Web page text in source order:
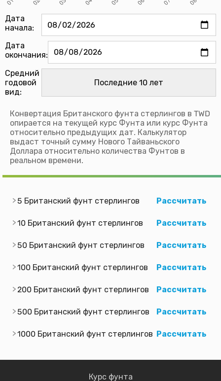
Дата
начала:
Дата
окончания:
Средний
годовой
вид:
Конвертация Британского фунта стерлингов в TWD
опирается на текущей курс Фунта или курс Фунта
относительно предыдущих дат. Калькулятор
выдаст точный сумму Нового Тайваньского
Доллара относительно количества Фунтов в
реальном времени.
5 Британский фунт стерлингов Рассчитать
10 Британский фунт стерлингов Рассчитать
50 Британский фунт стерлингов Рассчитать
100 Британский фунт стерлингов Рассчитать
200 Британский фунт стерлингов Рассчитать
500 Британский фунт стерлингов Рассчитать
1000 Британский фунт стерлингов Рассчитать
Курс фунта